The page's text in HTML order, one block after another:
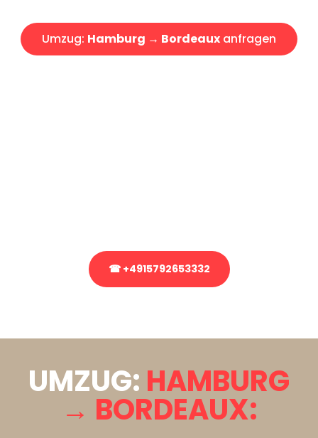
Umzug: Hamburg → Bordeaux anfragen
☎ +4915792653332
UMZUG: HAMBURG
→ BORDEAUX: